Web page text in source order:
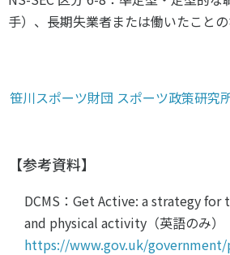
手）、長期失業者または働いたこと
笹川スポーツ財団 スポーツ政策研究
【参考資料】
DCMS：Get Active: a strategy
and physical activity（英語のみ）
https://www.gov.uk/